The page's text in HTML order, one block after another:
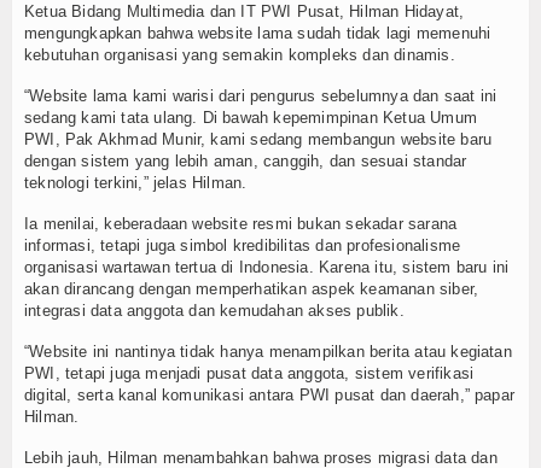
Ketua Bidang Multimedia dan IT PWI Pusat, Hilman Hidayat,
mengungkapkan bahwa website lama sudah tidak lagi memenuhi
kebutuhan organisasi yang semakin kompleks dan dinamis.
“Website lama kami warisi dari pengurus sebelumnya dan saat ini
sedang kami tata ulang. Di bawah kepemimpinan Ketua Umum
PWI, Pak Akhmad Munir, kami sedang membangun website baru
dengan sistem yang lebih aman, canggih, dan sesuai standar
teknologi terkini,” jelas Hilman.
Ia menilai, keberadaan website resmi bukan sekadar sarana
informasi, tetapi juga simbol kredibilitas dan profesionalisme
organisasi wartawan tertua di Indonesia. Karena itu, sistem baru ini
akan dirancang dengan memperhatikan aspek keamanan siber,
integrasi data anggota dan kemudahan akses publik.
“Website ini nantinya tidak hanya menampilkan berita atau kegiatan
PWI, tetapi juga menjadi pusat data anggota, sistem verifikasi
digital, serta kanal komunikasi antara PWI pusat dan daerah,” papar
Hilman.
Lebih jauh, Hilman menambahkan bahwa proses migrasi data dan